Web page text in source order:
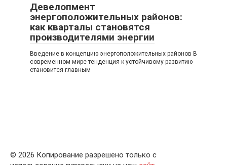
Девелопмент
энергоположительных районов:
как кварталы становятся
производителями энергии
Введение в концепцию энергоположительных районов В
современном мире тенденция к устойчивому развитию
становится главным
© 2026 Копирование разрешено только с